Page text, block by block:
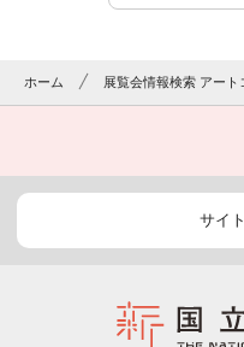
ホーム 展覧会情報検索 アート
サイ